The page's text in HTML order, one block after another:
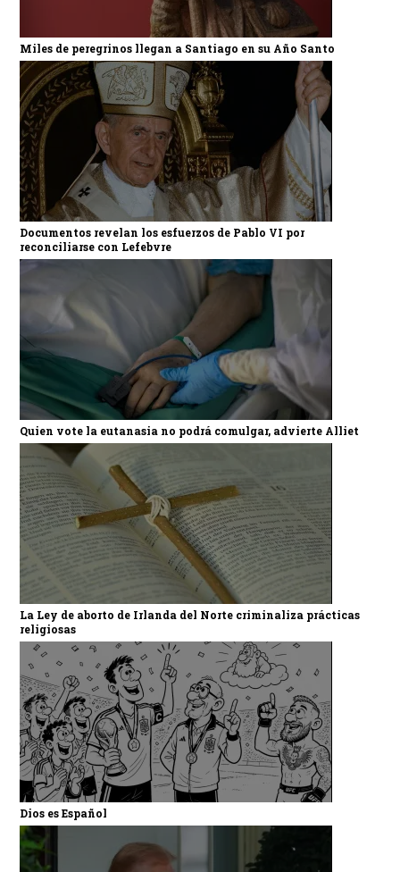
Miles de peregrinos llegan a Santiago en su Año Santo
Documentos revelan los esfuerzos de Pablo VI por
reconciliarse con Lefebvre
Quien vote la eutanasia no podrá comulgar, advierte Alliet
La Ley de aborto de Irlanda del Norte criminaliza prácticas
religiosas
Dios es Español